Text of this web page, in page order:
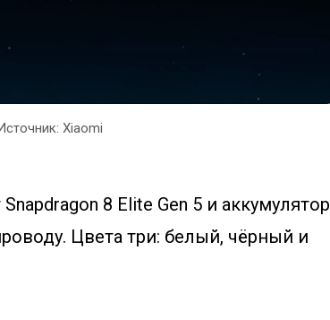
Xiaomi
8 Elite Gen 5 и аккумулятор
Цвета три: белый, чёрный и